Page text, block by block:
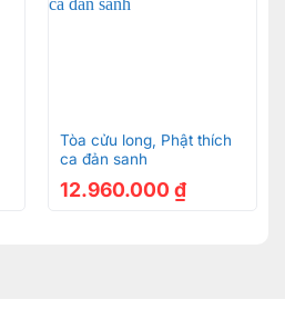
Tòa cửu long, Phật thích
ca đản sanh
12.960.000 ₫